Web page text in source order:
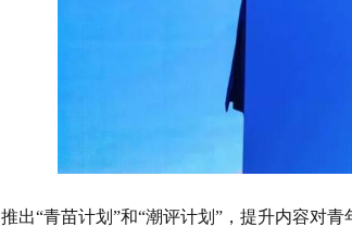
推出“青苗计划”和“潮评计划”，提升内容对